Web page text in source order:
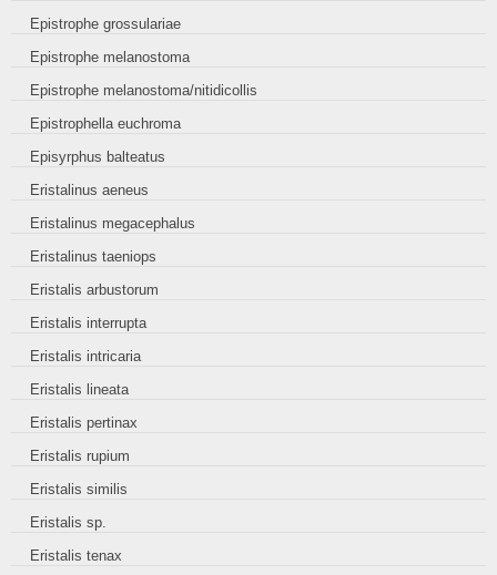
Epistrophe grossulariae
Epistrophe melanostoma
Epistrophe melanostoma/nitidicollis
Epistrophella euchroma
Episyrphus balteatus
Eristalinus aeneus
Eristalinus megacephalus
Eristalinus taeniops
Eristalis arbustorum
Eristalis interrupta
Eristalis intricaria
Eristalis lineata
Eristalis pertinax
Eristalis rupium
Eristalis similis
Eristalis sp.
Eristalis tenax